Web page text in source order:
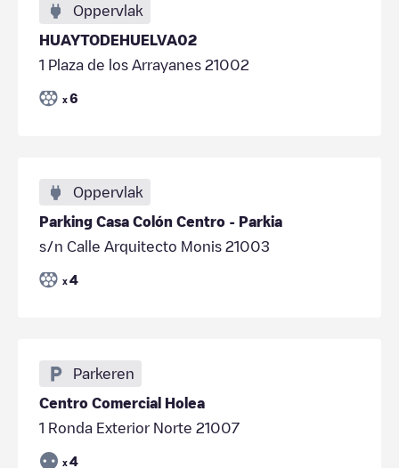
Oppervlak
HUAYTODEHUELVA02
1 Plaza de los Arrayanes 21002
x 6
Oppervlak
Parking Casa Colón Centro - Parkia
s/n Calle Arquitecto Monis 21003
x 4
Parkeren
Centro Comercial Holea
1 Ronda Exterior Norte 21007
x 4